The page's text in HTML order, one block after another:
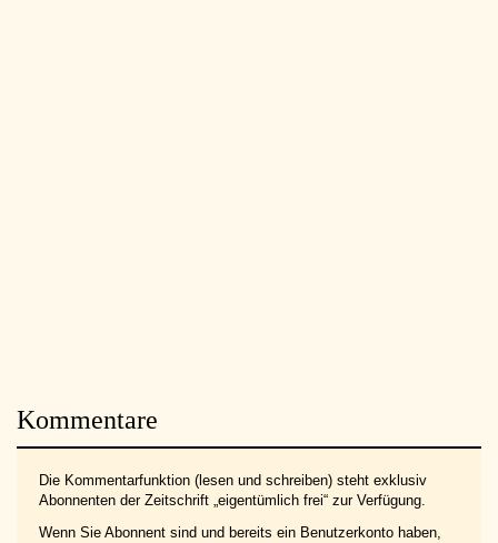
Kommentare
Die Kommentarfunktion (lesen und schreiben) steht exklusiv
Abonnenten der Zeitschrift „eigentümlich frei“ zur Verfügung.
Wenn Sie Abonnent sind und bereits ein Benutzerkonto haben,